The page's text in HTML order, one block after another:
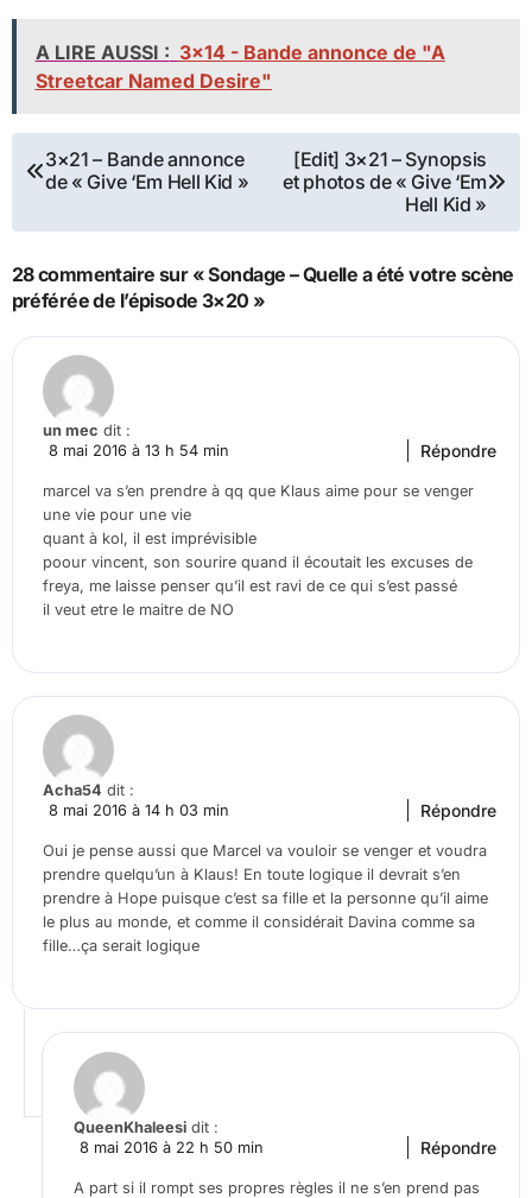
A LIRE AUSSI : 3x14 - Bande annonce de "A
Streetcar Named Desire"
Navigation
l’article
3×21 – Bande annonce
de « Give ‘Em Hell Kid »
[Edit] 3×21 – Synopsis
et photos de « Give ‘Em
Hell Kid »
28 commentaire sur « Sondage – Quelle a été votre scène
préférée de l’épisode 3×20 »
un mec dit :
8 mai 2016 à 13 h 54 min
marcel va s’en prendre à qq que Klaus aime pour se venger
une vie pour une vie
quant à kol, il est imprévisible
poour vincent, son sourire quand il écoutait les excuses de
freya, me laisse penser qu’il est ravi de ce qui s’est passé
il veut etre le maitre de NO
Répondre
Acha54 dit :
8 mai 2016 à 14 h 03 min
Oui je pense aussi que Marcel va vouloir se venger et voudra
prendre quelqu’un à Klaus! En toute logique il devrait s’en
prendre à Hope puisque c’est sa fille et la personne qu’il aime
le plus au monde, et comme il considérait Davina comme sa
fille…ça serait logique
Répondre
QueenKhaleesi dit :
8 mai 2016 à 22 h 50 min
A part si il rompt ses propres règles il ne s’en prend pas
Répondre